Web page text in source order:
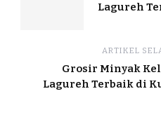
Lagureh
ARTIKEL
Grosir Minyak
Lagureh Terbaik di